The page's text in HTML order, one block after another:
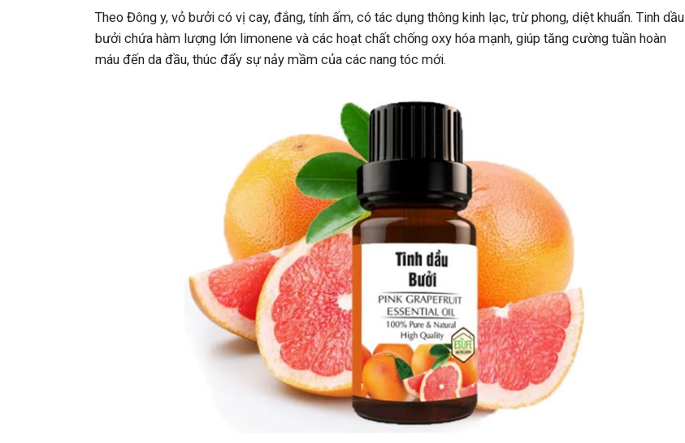
Theo Đông y, vỏ bưởi có vị cay, đắng, tính ấm, có tác dụng thông kinh lạc, trừ phong, diệt khuẩn. Tinh dầu
bưởi chứa hàm lượng lớn limonene và các hoạt chất chống oxy hóa mạnh, giúp tăng cường tuần hoàn
máu đến da đầu, thúc đẩy sự nảy mầm của các nang tóc mới.